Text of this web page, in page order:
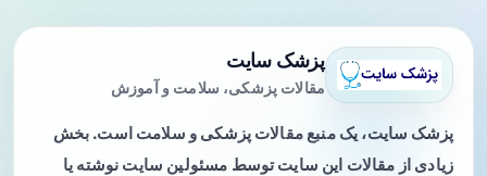
پزشک سایت
مقالات پزشکی، سلامت و آموزش
پزشک سایت، یک منبع مقالات پزشکی و سلامت است. بخش
زیادی از مقالات این سایت توسط مسئولین سایت نوشته یا